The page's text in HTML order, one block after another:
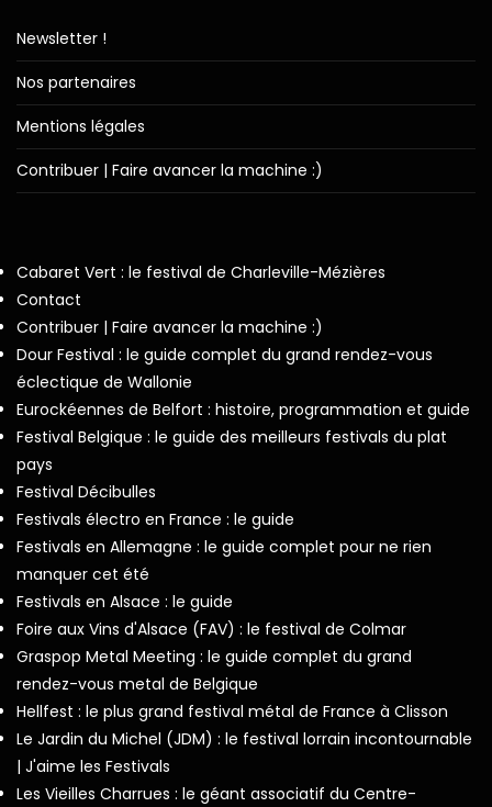
Newsletter !
Nos partenaires
Mentions légales
Contribuer | Faire avancer la machine :)
Cabaret Vert : le festival de Charleville-Mézières
Contact
Contribuer | Faire avancer la machine :)
Dour Festival : le guide complet du grand rendez-vous
éclectique de Wallonie
Eurockéennes de Belfort : histoire, programmation et guide
Festival Belgique : le guide des meilleurs festivals du plat
pays
Festival Décibulles
Festivals électro en France : le guide
Festivals en Allemagne : le guide complet pour ne rien
manquer cet été
Festivals en Alsace : le guide
Foire aux Vins d'Alsace (FAV) : le festival de Colmar
Graspop Metal Meeting : le guide complet du grand
rendez-vous metal de Belgique
Hellfest : le plus grand festival métal de France à Clisson
Le Jardin du Michel (JDM) : le festival lorrain incontournable
| J'aime les Festivals
Les Vieilles Charrues : le géant associatif du Centre-